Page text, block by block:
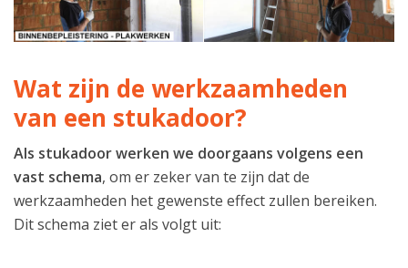
Wat zijn de werkzaamheden
van een stukadoor?
Als stukadoor werken we doorgaans volgens een
vast schema, om er zeker van te zijn dat de
werkzaamheden het gewenste effect zullen bereiken.
Dit schema ziet er als volgt uit: